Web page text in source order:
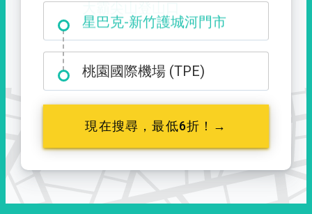
大霸尖山登山口
桃園國際機場 (TPE)
現在搜尋，最低6折！→